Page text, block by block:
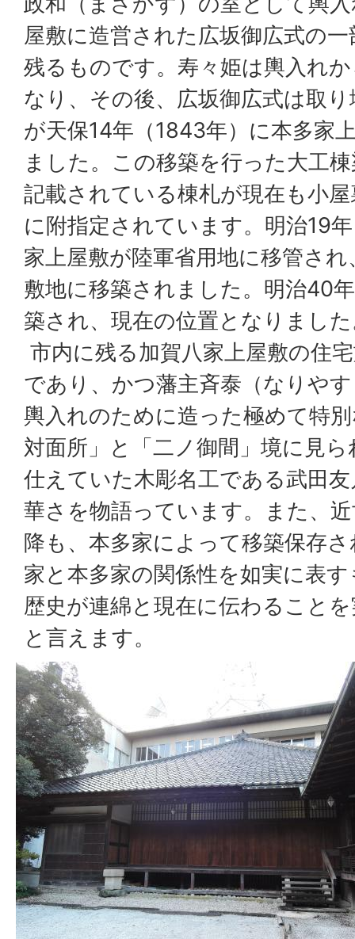
屋敷に造営された広坂御広式の
残るものです。寿々姫は輿入れ
なり、その後、広坂御広式は取
が天保14年（1843年）に本多家
ました。この移築を行った大工
記載されている棟札が現在も小
に附指定されています。明治19
家上屋敷が陸軍省用地に移管さ
敷地に移築されました。明治40
築され、現在の位置となりまし
市内に残る加賀八家上屋敷の住
であり、かつ藩主斉泰（なりや
輿入れのために造った極めて特
対面所」と「二ノ御間」境に見
仕えていた木彫名工である武田
華さを物語っています。また、
降も、本多家によって移築保存
家と本多家の関係性を如実に表
歴史が連綿と現在に伝わること
と言えます。